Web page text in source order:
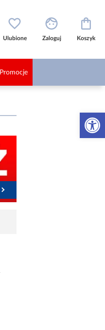
Otwórz
Ulubione Zaloguj Koszyk
Promocje